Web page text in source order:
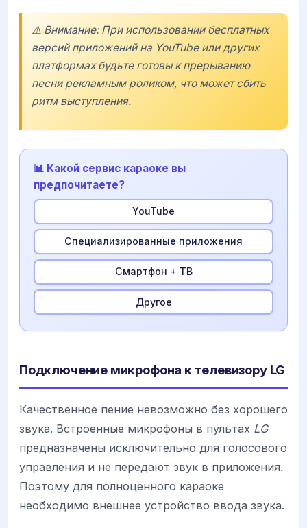
⚠️ Внимание: При использовании бесплатных
версий приложений на YouTube или других
платформах будьте готовы к прерыванию
песни рекламным роликом, что может сбить
ритм выступления.
📊 Какой сервис караоке вы
предпочитаете?
YouTube
Специализированные приложения
Смартфон + ТВ
Другое
Подключение микрофона к телевизору LG
Качественное пение невозможно без хорошего
звука. Встроенные микрофоны в пультах LG
предназначены исключительно для голосового
управления и не передают звук в приложения.
Поэтому для полноценного караоке
необходимо внешнее устройство ввода звука.